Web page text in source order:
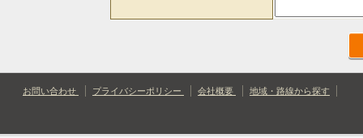
お問い合わせ プライバシーポリシー 会社概要 地域・路線から探す